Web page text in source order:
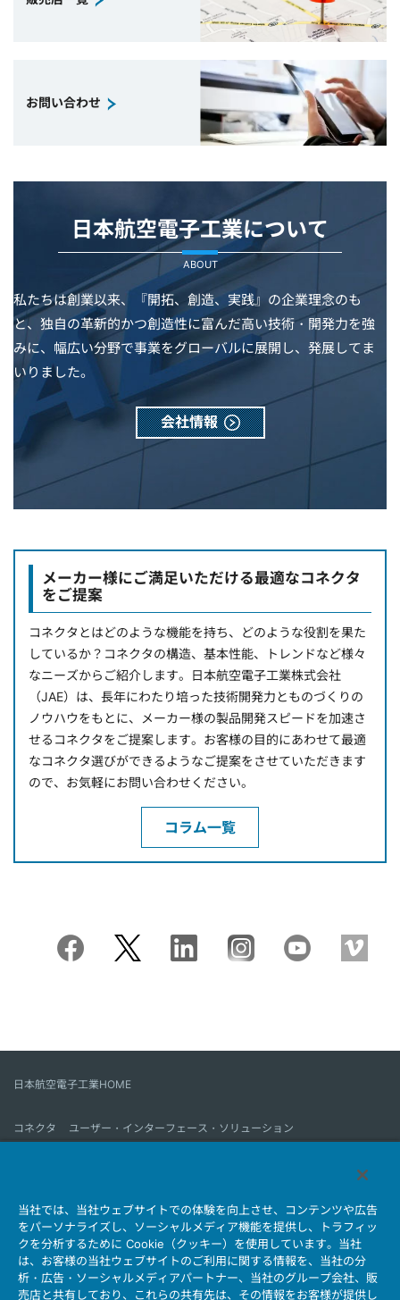
お問い合わせ
日本航空電子工業について
ABOUT
私たちは創業以来、『開拓、創造、実践』の企業理念のも
と、独自の革新的かつ創造性に富んだ高い技術・開発力を強
みに、幅広い分野で事業をグローバルに展開し、発展してま
いりました。
会社情報
メーカー様にご満足いただける最適なコネクタ
をご提案
コネクタとはどのような機能を持ち、どのような役割を果た
しているか？コネクタの構造、基本性能、トレンドなど様々
なニーズからご紹介します。日本航空電子工業株式会社
（JAE）は、長年にわたり培った技術開発力とものづくりの
ノウハウをもとに、メーカー様の製品開発スピードを加速さ
せるコネクタをご提案します。お客様の目的にあわせて最適
なコネクタ選びができるようなご提案をさせていただきます
ので、お気軽にお問い合わせください。
コラム一覧
日本航空電子工業HOME
コネクタ
ユーザー・インターフェース・ソリューション
会社情報 サステナビリティ IR情報 採用情報
会社情報新着一覧
製品情報新着一覧
サイトマップ お問い合わせ
当社では、当社ウェブサイトでの体験を向上させ、コンテンツや広告
をパーソナライズし、ソーシャルメディア機能を提供し、トラフィッ
クを分析するために Cookie（クッキー）を使用しています。当社
は、お客様の当社ウェブサイトのご利用に関する情報を、当社の分
析・広告・ソーシャルメディアパートナー、当社のグループ会社、販
売店と共有しており、これらの共有先は、その情報をお客様が提供し